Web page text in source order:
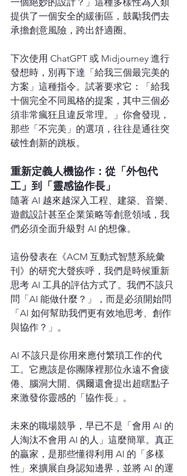
提供了一個安全的緩衝區，鼓勵我們去
承擔創意風險，跨出舒適圈。
下次使用 ChatGPT 或 Midjourney 進行
發想時，別再下達「給我三個最完美的
方案」這種指令。試著要求它：「給我
十個完全不同風格的提案，其中三個必
須非常瘋狂且違反常理。」你會發現，
那些「不完美」的選項，往往是通往突
破性創新的跳板。
重新定義人機協作：從「外包代
工」到「靈感協作長」
隨著 AI 越來越深入工程、建築、音樂、
遊戲設計甚至企業策略等創意領域，我
們必須全面升級對 AI 的想像。
這份發表在《ACM 互動式智慧系統彙
刊》的研究大聲疾呼，我們是時候重新
思考 AI 工具的評估方式了。我們不該只
問「AI 能做什麼？」，而是必須開始問
「AI 如何幫助我們更有效地思考、創作
與協作？」。
AI 不該只是你用來應付繁瑣工作的代
工。它應該是你團隊裡那位永遠不會疲
倦、腦洞大開、偶爾還會提出超瞎點子
來激發你靈感的「協作長」。
未來的職場競爭，早已不是「會用 AI 的
人淘汰不會用 AI 的人」這麼簡單。真正
的贏家，是那些懂得利用 AI 的「多樣
性」來擴展自身認知邊界，並將 AI 的運